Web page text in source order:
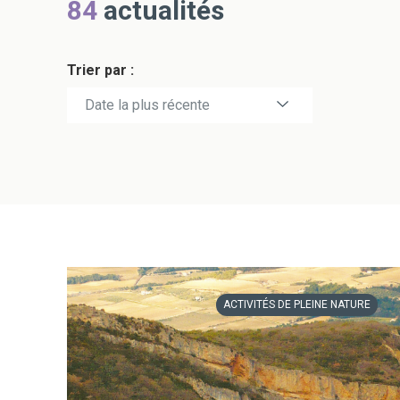
84actualités
Trier par :
Date la plus récente
ACTIVITÉS DE PLEINE NATURE